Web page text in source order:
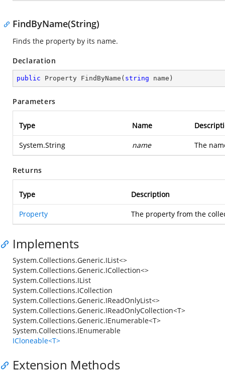
FindByName(String)
Finds the property by its name.
Declaration
public Property FindByName ( string name )
Parameters
Type Name
System.String name The
Returns
Type Description
Property The property from the
Implements
System.Collections.Generic.IList<>
System.Collections.Generic.ICollection<>
System.Collections.IList
System.Collections.ICollection
System.Collections.Generic.IReadOnlyList<>
System.Collections.Generic.IReadOnlyCollection<T>
System.Collections.Generic.IEnumerable<T>
System.Collections.IEnumerable
ICloneable<T>
Extension Methods